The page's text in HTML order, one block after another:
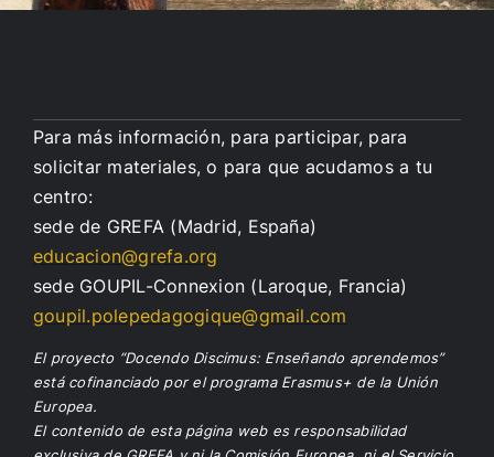
Para más información, para participar, para
solicitar materiales, o para que acudamos a tu
centro:
sede de GREFA (Madrid, España)
educacion@grefa.org
sede GOUPIL-Connexion (Laroque, Francia)
goupil.polepedagogique@gmail.com
El proyecto “Docendo Discimus: Enseñando aprendemos”
está cofinanciado por el programa Erasmus+ de la Unión
Europea.
El contenido de esta página web es responsabilidad